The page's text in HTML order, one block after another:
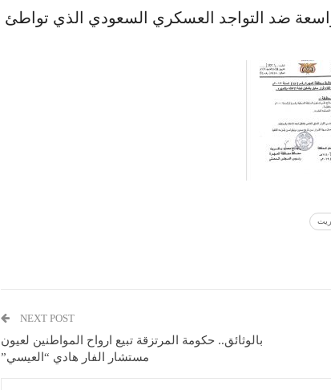
ضد التواجد العسكري السعودي الذي تواطئ
NEXT POST
بالوثائق.. حكومة المرتزقة تبيع ارواح المواطنين لعيون
مستشار الفار هادي “العيسي”